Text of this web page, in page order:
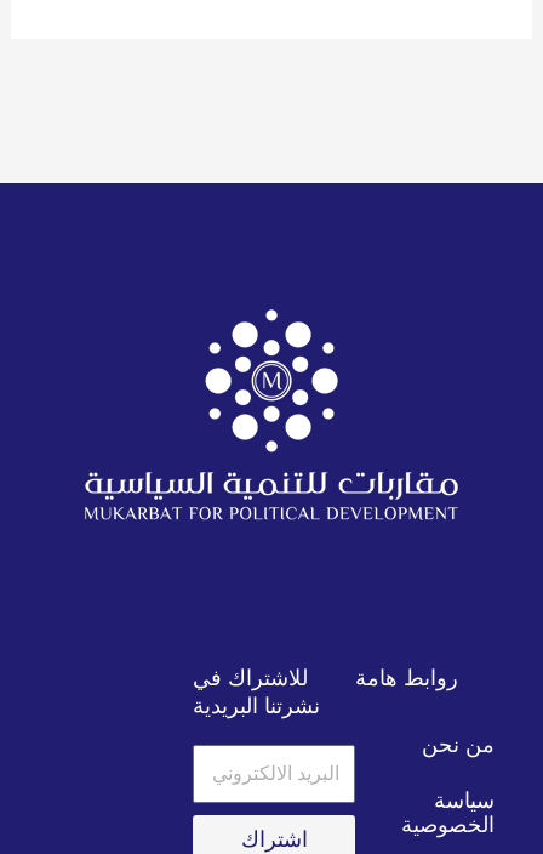
روابط هامة
من نحن
سياسة
الخصوصية
للاشتراك في
نشرتنا البريدية
البريد
الالكتروني
اشتراك